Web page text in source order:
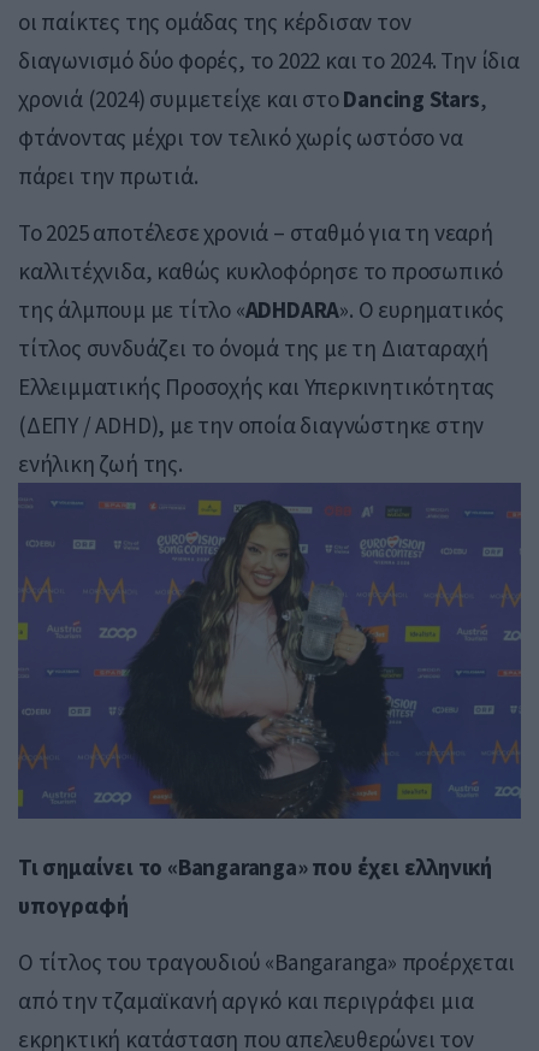
οι παίκτες της ομάδας της κέρδισαν τον
διαγωνισμό δύο φορές, το 2022 και το 2024. Την ίδια
χρονιά (2024) συμμετείχε και στοDancing Stars,
φτάνοντας μέχρι τον τελικό χωρίς ωστόσο να
πάρει την πρωτιά.
Το 2025 αποτέλεσε χρονιά – σταθμό για τη νεαρή
καλλιτέχνιδα, καθώς κυκλοφόρησε το προσωπικό
της άλμπουμ με τίτλο «ADHDARA». Ο ευρηματικός
τίτλος συνδυάζει το όνομά της με τη Διαταραχή
Ελλειμματικής Προσοχής και Υπερκινητικότητας
(ΔΕΠΥ / ADHD), με την οποία διαγνώστηκε στην
ενήλικη ζωή της.
Τι σημαίνει το «Bangaranga» που έχει ελληνική
υπογραφή
Ο τίτλος του τραγουδιού «Bangaranga» προέρχεται
από την τζαμαϊκανή αργκό και περιγράφει μια
εκρηκτική κατάσταση που απελευθερώνει τον